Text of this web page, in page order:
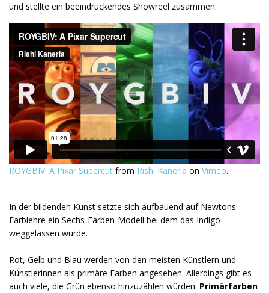
und stellte ein beeindruckendes Showreel zusammen.
ROYGBIV: A Pixar Supercut from Rishi Kaneria on Vimeo.
In der bildenden Kunst setzte sich aufbauend auf Newtons
Farblehre ein Sechs-Farben-Modell bei dem das Indigo
weggelassen wurde.
Rot, Gelb und Blau werden von den meisten Künstlern und
Künstlerinnen als primäre Farben angesehen. Allerdings gibt es
auch viele, die Grün ebenso hinzuzählen würden. Primärfarben